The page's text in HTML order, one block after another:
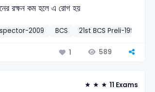
রক্ষন কম হলে এ রোগ হয়
2009 BCS 21st BCS Preli-1999
1 589
11 Exams